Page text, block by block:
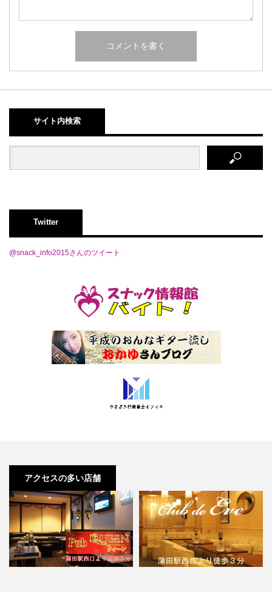
サイト内検索
Twitter
@snack_info2015さんのツイート
アクセスの多い店舗